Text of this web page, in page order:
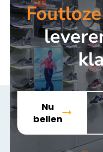
Nu
bellen